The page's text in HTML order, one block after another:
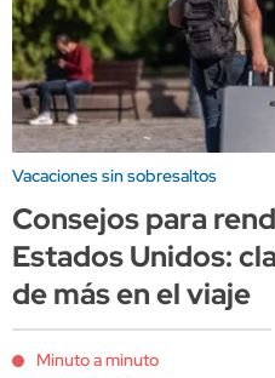
Vacaciones sin sobresaltos
Consejos para
Estados Unidos:
de más en el viaje
Minuto a minuto